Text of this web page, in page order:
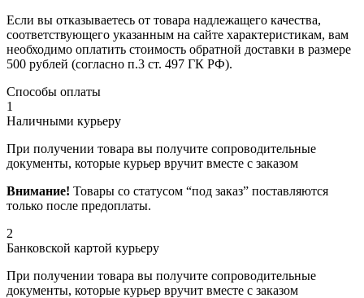
Если вы отказываетесь от товара надлежащего качества,
соответствующего указанным на сайте характеристикам, вам
необходимо оплатить стоимость обратной доставки в размере
500 рублей (согласно п.3 ст. 497 ГК РФ).
Способы оплаты
1
Наличными курьеру
При получении товара вы получите сопроводительные
документы, которые курьер вручит вместе с заказом
Внимание! Товары со статусом “под заказ” поставляются
только после предоплаты.
2
Банковской картой курьеру
При получении товара вы получите сопроводительные
документы, которые курьер вручит вместе с заказом